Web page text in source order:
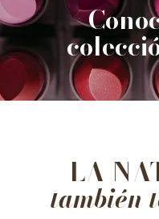
LA
también